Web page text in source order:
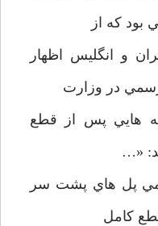
بود كه از
و انگليس اظهار
در وزارت
هايي پس از قطع
«…
پل هاي پشت سر
كامل